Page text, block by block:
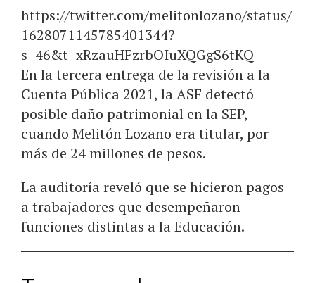
https://twitter.com/melitonlozano/status/
1628071145785401344?
s=46&t=xRzauHFzrbOIuXQGgS6tKQ
En la tercera entrega de la revisión a la
Cuenta Pública 2021, la ASF detectó
posible daño patrimonial en la SEP,
cuando Melitón Lozano era titular, por
más de 24 millones de pesos.
La auditoría reveló que se hicieron pagos
a trabajadores que desempeñaron
funciones distintas a la Educación.